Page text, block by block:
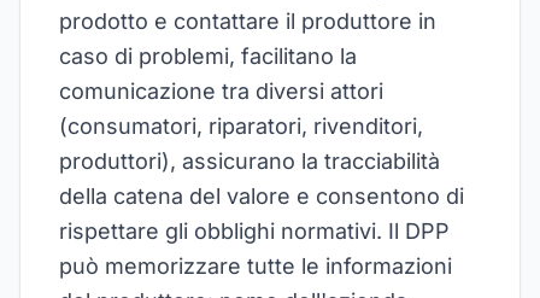
prodotto e contattare il produttore in
caso di problemi, facilitano la
comunicazione tra diversi attori
(consumatori, riparatori, rivenditori,
produttori), assicurano la tracciabilità
della catena del valore e consentono di
rispettare gli obblighi normativi. Il DPP
può memorizzare tutte le informazioni